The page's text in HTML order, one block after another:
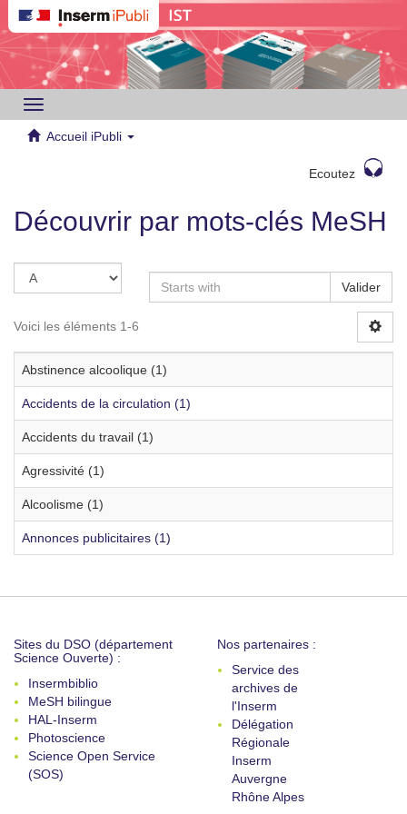
Toggle
navigation
Accueil iPubli
Ecoutez
Découvrir par mots-clés MeSH
Valider
Voici les éléments 1-6
Abstinence alcoolique (1)
Accidents de la circulation (1)
Accidents du travail (1)
Agressivité (1)
Alcoolisme (1)
Annonces publicitaires (1)
Sites du DSO (département
Science Ouverte) :
Insermbiblio
MeSH bilingue
HAL-Inserm
Photoscience
Science Open Service
(SOS)
Nos partenaires :
Service des
archives de
l'Inserm
Délégation
Régionale
Inserm
Auvergne
Rhône Alpes